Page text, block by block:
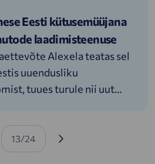
Eesti kütusemüüjana
laadimisteenuse
Alexela teatas sel
uuendusliku
tuues turule nii uut
on ettevõte
plaanidega esimese
leht
13/24 Järgmine leht